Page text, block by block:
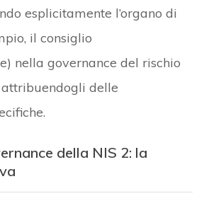
esplicitamente l’organo di
il consiglio
nella governance del rischio
delle
della NIS 2: la